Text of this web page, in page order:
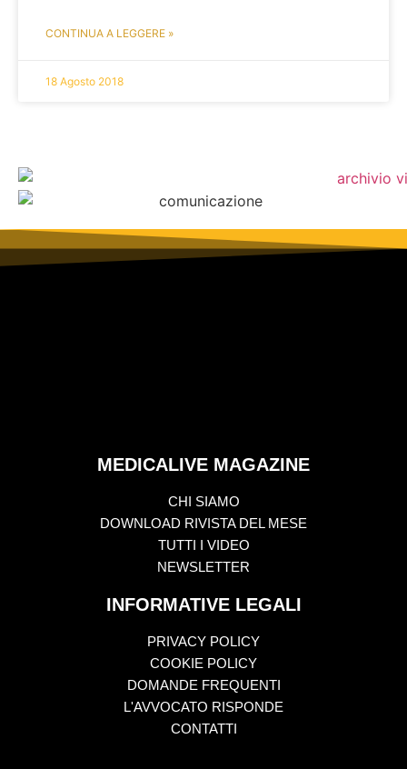
CONTINUA A LEGGERE »
18 Agosto 2018
MEDICALIVE MAGAZINE
CHI SIAMO
DOWNLOAD RIVISTA DEL MESE
TUTTI I VIDEO
NEWSLETTER
INFORMATIVE LEGALI
PRIVACY POLICY
COOKIE POLICY
DOMANDE FREQUENTI
L'AVVOCATO RISPONDE
CONTATTI